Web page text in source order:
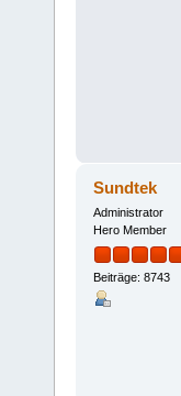
Sundtek
Administrator
Hero Member
Beiträge: 8743